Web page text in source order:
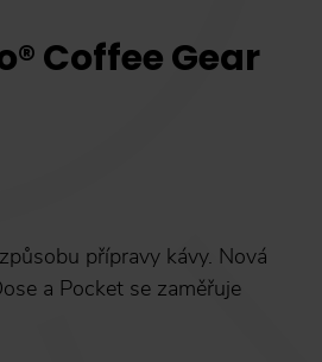
Coffee Gear
přípravy kávy. Nová
a Pocket se zaměřuje